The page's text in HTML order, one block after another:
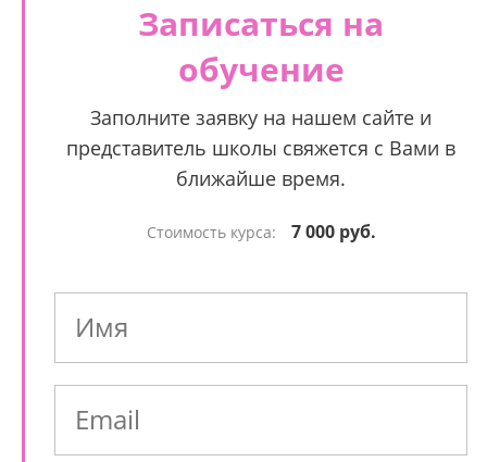
Записаться на
обучение
Заполните заявку на нашем сайте и
представитель школы свяжется с Вами в
ближайше время.
Стоимость курса: 7 000 руб.